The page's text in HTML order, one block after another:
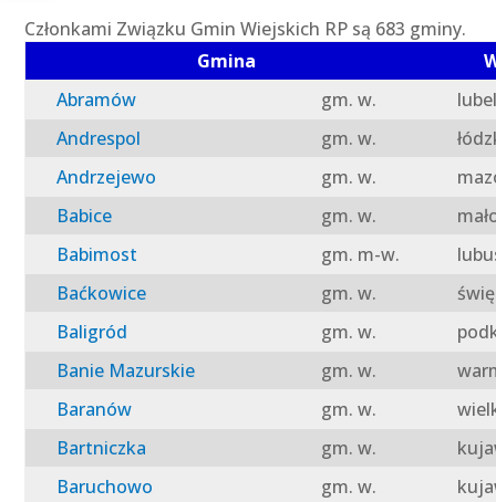
Członkami Związku Gmin Wiejskich RP są 683 gminy.
Gmina
Abramów
gm. w.
Andrespol
gm. w.
Andrzejewo
gm. w.
Babice
gm. w.
Babimost
gm. m-w.
Baćkowice
gm. w.
Baligród
gm. w.
Banie Mazurskie
gm. w.
Baranów
gm. w.
Bartniczka
gm. w.
Baruchowo
gm. w.